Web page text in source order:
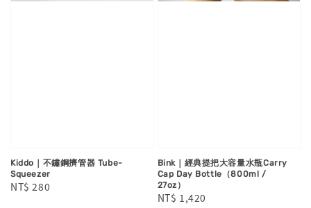
Kiddo｜不鏽鋼擠管器 Tube-
Squeezer
Regular
NT$ 280
Bink｜經典提把大容量水瓶Carry
Cap Day Bottle（800ml /
27oz）
Regular
NT$ 1,420